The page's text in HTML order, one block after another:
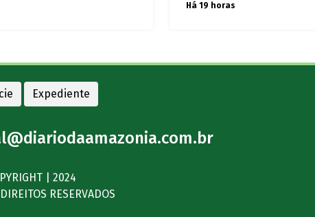
Há 19 horas
Expediente
| 2024
RESERVADOS